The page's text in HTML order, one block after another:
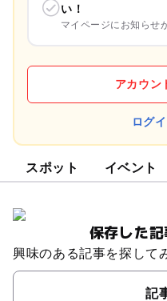
い！
マイページにお知らせ
アカウン
ログ
スポット イベント
保存した
興味のある記事を探して
記